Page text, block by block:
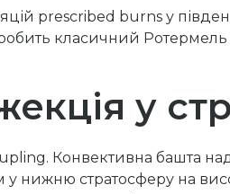
prescribed burns у
класичний
у
Конвективна башта
нижню стратосферу на